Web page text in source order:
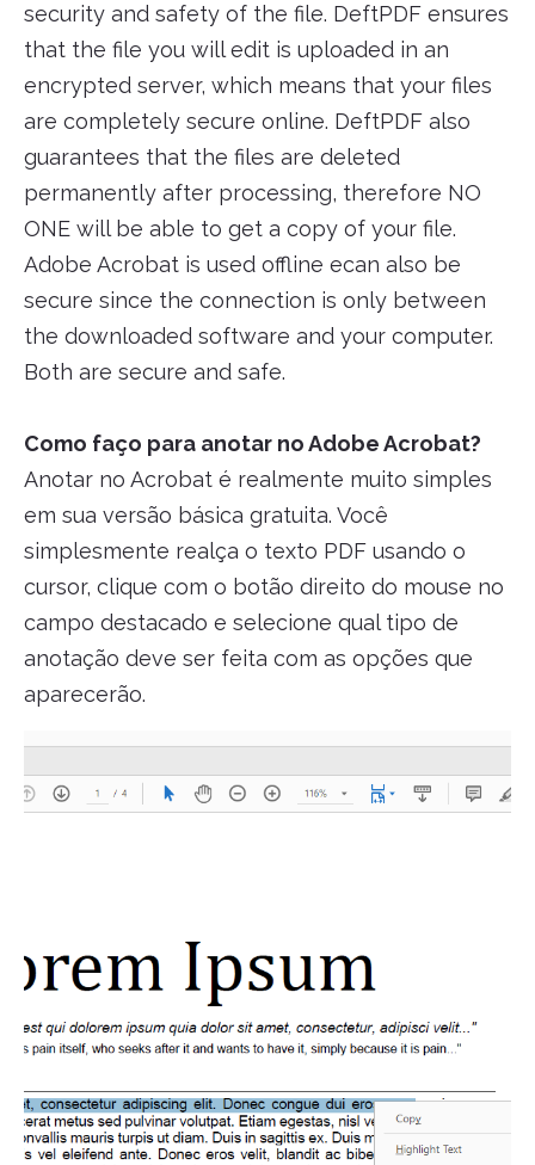
security and safety of the file. DeftPDF ensures
that the file you will edit is uploaded in an
encrypted server, which means that your files
are completely secure online. DeftPDF also
guarantees that the files are deleted
permanently after processing, therefore NO
ONE will be able to get a copy of your file.
Adobe Acrobat is used offline ecan also be
secure since the connection is only between
the downloaded software and your computer.
Both are secure and safe.
Como faço para anotar no Adobe Acrobat?
Anotar no Acrobat é realmente muito simples
em sua versão básica gratuita. Você
simplesmente realça o texto PDF usando o
cursor, clique com o botão direito do mouse no
campo destacado e selecione qual tipo de
anotação deve ser feita com as opções que
aparecerão.